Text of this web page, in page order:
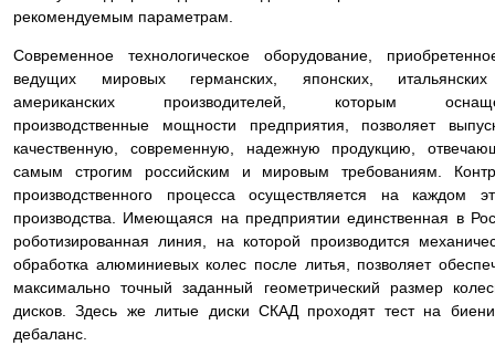
рекомендуемым параметрам.
Современное технологическое оборудование,
ведущих мировых германских, японских,
американских производителей, которым
производственные мощности предприятия, позволяет
качественную, современную, надежную продукцию,
самым строгим российским и мировым требованиям.
производственного процесса осуществляется на каждом
производства. Имеющаяся на предприятии единственная в
роботизированная линия, на которой производится
обработка алюминиевых колес после литья, позволяет
максимально точный заданный геометрический размер
дисков. Здесь же литые диски СКАД проходят тест на
дебаланс.